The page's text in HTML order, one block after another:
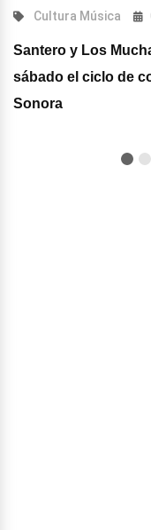
Cultura Música
Santero y Los
sábado el ciclo de
Sonora